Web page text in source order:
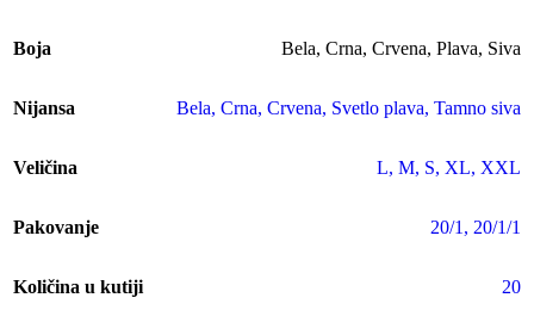
Boja Bela, Crna, Crvena, Plava, Siva
Nijansa Bela, Crna, Crvena, Svetlo plava, Tamno siva
Veličina L, M, S, XL, XXL
Pakovanje 20/1 , 20/1/1
Količina u kutiji 20